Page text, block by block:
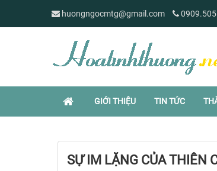
huongngocmtg@gmail.com
GIỚI THIỆU TIN TỨC
SỰ IM LẶNG CỦA THIÊN